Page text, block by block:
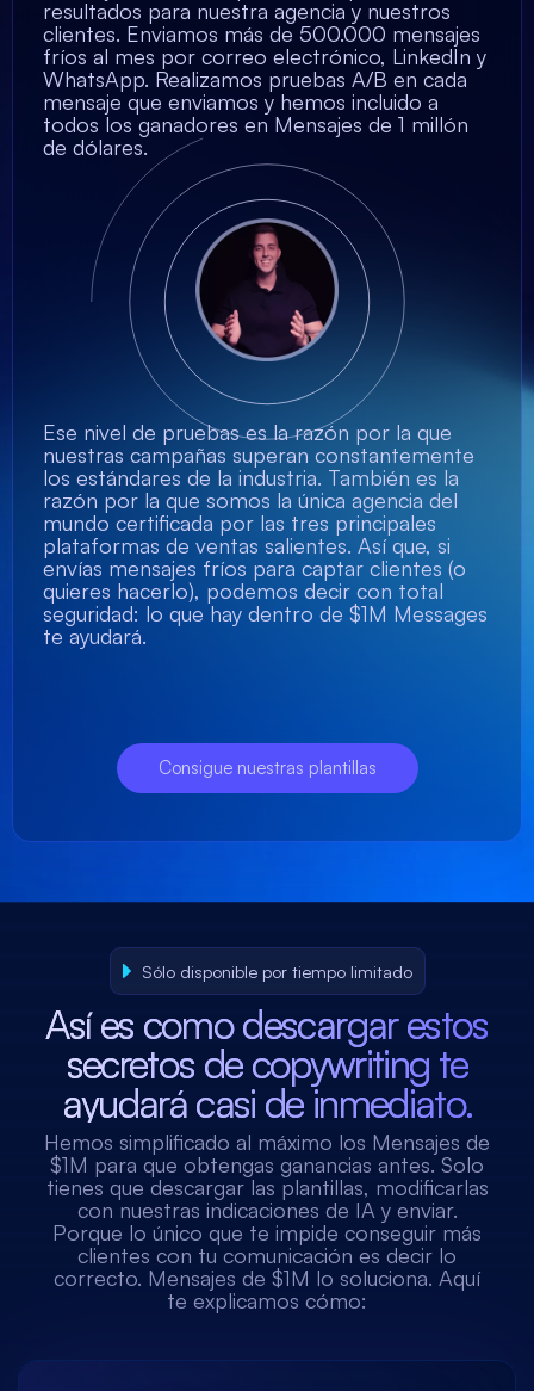
resultados para nuestra agencia y nuestros
clientes. Enviamos más de 500.000 mensajes
fríos al mes por correo electrónico, LinkedIn y
WhatsApp. Realizamos pruebas A/B en cada
mensaje que enviamos y hemos incluido a
todos los ganadores en Mensajes de 1 millón
de dólares.
Ese nivel de pruebas es la razón por la que
nuestras campañas superan constantemente
los estándares de la industria. También es la
razón por la que somos la única agencia del
mundo certificada por las tres principales
plataformas de ventas salientes. Así que, si
envías mensajes fríos para captar clientes (o
quieres hacerlo), podemos decir con total
seguridad: lo que hay dentro de $1M Messages
te ayudará.
Consigue nuestras plantillas
Sólo disponible por tiempo limitado
Así es como descargar estos
secretos de copywriting te
ayudará casi de inmediato.
Hemos simplificado al máximo los Mensajes de
$1M para que obtengas ganancias antes. Solo
tienes que descargar las plantillas, modificarlas
con nuestras indicaciones de IA y enviar.
Porque lo único que te impide conseguir más
clientes con tu comunicación es decir lo
correcto. Mensajes de $1M lo soluciona. Aquí
te explicamos cómo: